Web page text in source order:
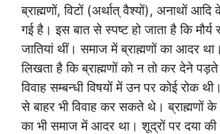
ब्राह्मणों, विटों (अर्थात् वैश्यों), अनाथों
गई है। इस बात से स्पष्ट हो जाता है कि
जातियां थीं। समाज में ब्राह्मणों का आदर
लिखता है कि ब्राह्मणों को न तो कर देने
विवाह सम्बन्धी विषयों में उन पर कोई रोक
से बाहर भी विवाह कर सकते थे। ब्राह्मणों के
का भी समाज में आदर था। शूद्रों पर दया की